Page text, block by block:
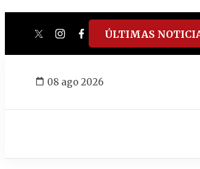
twitterinstagram
facebook
tiktokyoutube
spotify
ÚLTIMAS
08 ago 2026